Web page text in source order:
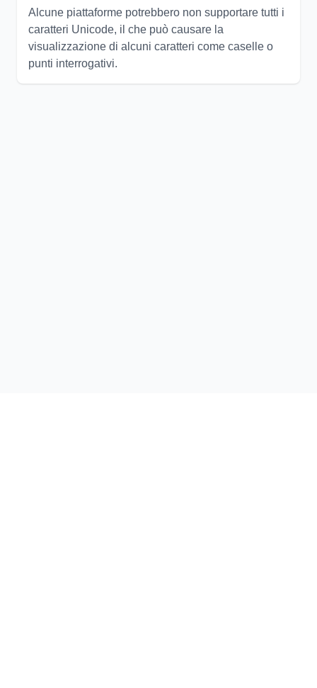
Alcune piattaforme potrebbero non supportare tutti i
caratteri Unicode, il che può causare la
visualizzazione di alcuni caratteri come caselle o
punti interrogativi.